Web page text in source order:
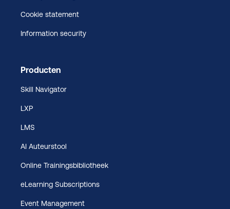
Cookie statement
Information security
Producten
Skill Navigator
LXP
LMS
AI Auteurstool
Online Trainingsbibliotheek
eLearning Subscriptions
Event Management